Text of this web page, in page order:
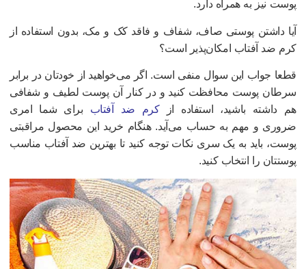
نیز به همراه دارد.
داشتن پوستی صاف، شفاف و فاقد کک‌ و مک، بدون استفاده از
ضد آفتاب امکان‌پذیر است؟
جواب این سوال منفی است. اگر می‌خواهید از خودتان در برابر
پوست محافظت کنید و در کنار آن پوست لطیف و شفافی
داشته باشید، استفاده ازکرم ضد آفتاببرای شما امری
و مهم به حساب می‌آید. هنگام خرید این محصول مراقبتی
باید به یک سری نکات توجه کنید تا بهترین ضد آفتاب مناسب
را انتخاب کنید.